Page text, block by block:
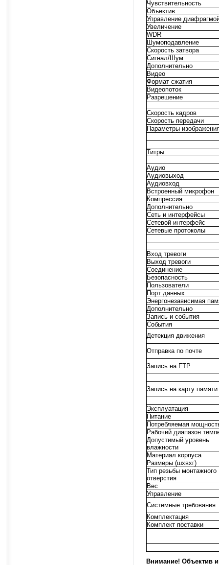
Чувствительность
Объектив
Управление
Увеличение
WDR
Шумоподавление
Скорость затвора
Сигнал/Шум
Дополнительно
Видео
Формат сжатия
Видеопоток
Разрешение
Скорость кадров
Скорость передачи
Параметры
Титры
Аудио
Аудиовыход
Аудиовход
Встроенный микрофон
Компрессия
Дополнительно
Сеть и интерфейсы
Сетевой интерфейс
Сетевые протоколы
Вход тревоги
Выход тревоги
Соединение
Безопасность
Пользователи
Порт данных
Энергонезависимая
Дополнительно
Запись и события
События
Детекция движения
Отправка по почте
Запись на FTP
Запись на карту памяти
Эксплуатация
Питание
Потребляемая
Рабочий диапазон
Допустимый уровень
влажности
Материал корпуса
Размеры (шхвхг)
Тип резьбы монтажного
отверстия
Вес
Управление
Системные требования
Комплектация
Комплект поставки
Внимание! Объектив